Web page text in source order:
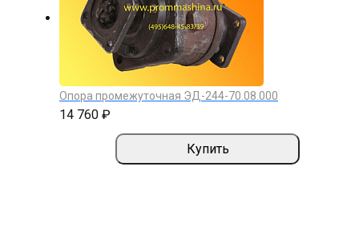
Опора промежуточная ЭД-244-70.08.000
14 760 ₽
Купить